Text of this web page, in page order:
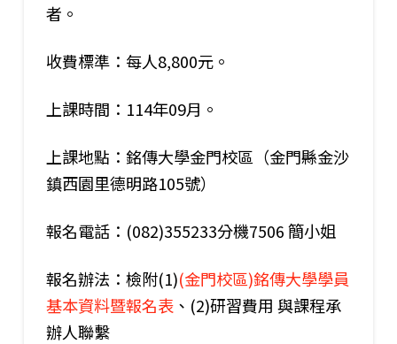
者。
收費標準：每人8,800元。
上課時間：114年09月。
上課地點：銘傳大學金門校區（金門縣金沙
鎮西園里德明路105號）
報名電話：(082)355233分機7506 簡小姐
報名辦法：檢附(1)(金門校區)銘傳大學學員
基本資料暨報名表、(2)研習費用 與課程承
辦人聯繫